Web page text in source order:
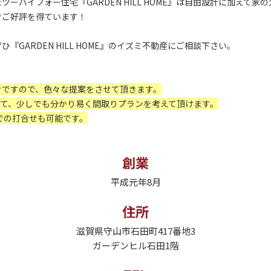
好評を得ています！
『GARDEN HILL HOME』のイズミ不動産にご相談下さい。
すので、色々な提案をさせて頂きます。
、少しでも分かり易く間取りプランを考えて頂けます。
打合せも可能です。
創業
平成元年8月
住所
滋賀県守山市石田町417番地3
ガーデンヒル石田1階